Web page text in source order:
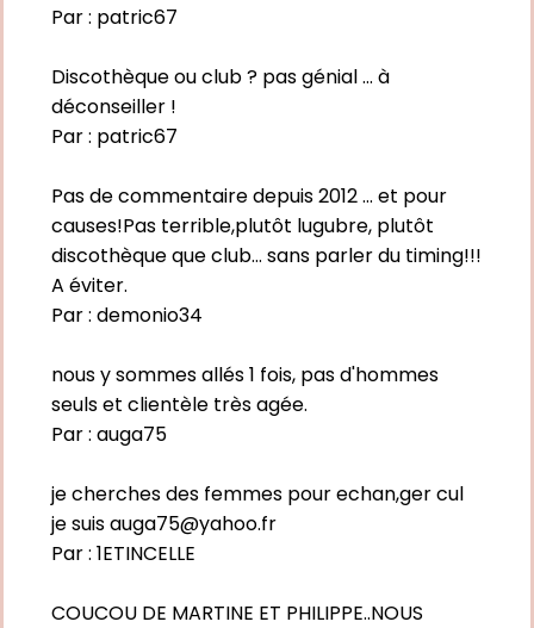
Par : patric67
Discothèque ou club ? pas génial ... à
déconseiller !
Par : patric67
Pas de commentaire depuis 2012 ... et pour
causes!Pas terrible,plutôt lugubre, plutôt
discothèque que club... sans parler du timing!!!
A éviter.
Par : demonio34
nous y sommes allés 1 fois, pas d'hommes
seuls et clientèle très agée.
Par : auga75
je cherches des femmes pour echan,ger cul
je suisauga75@yahoo.fr
Par : 1ETINCELLE
COUCOU DE MARTINE ET PHILIPPE..NOUS